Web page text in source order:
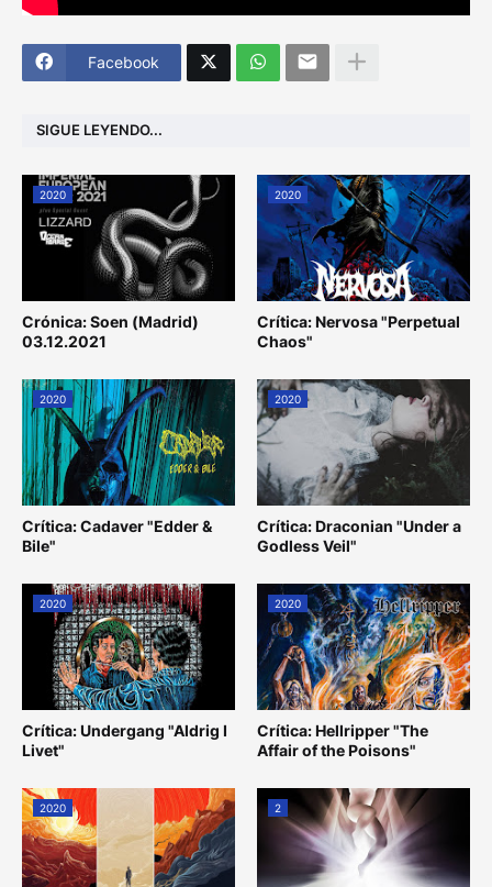
Facebook
SIGUE LEYENDO...
2020
Crónica: Soen (Madrid)
03.12.2021
2020
Crítica: Nervosa "Perpetual
Chaos"
2020
Crítica: Cadaver "Edder &
Bile"
2020
Crítica: Draconian "Under a
Godless Veil"
2020
Crítica: Undergang "Aldrig I
Livet"
2020
Crítica: Hellripper "The
Affair of the Poisons"
2020 2